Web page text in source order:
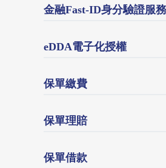
金融Fast-ID身分驗證服務
eDDA電子化授權
保單繳費
保單理賠
保單借款